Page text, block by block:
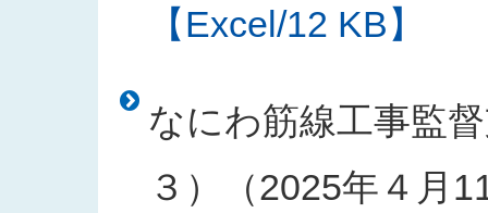
【Excel/12 KB】
なにわ筋線工事監
３）（2025年４月